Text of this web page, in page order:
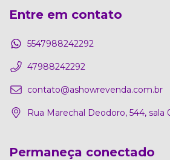
Entre em contato
5547988242292
47988242292
contato@ashowrevenda.com.br
Rua Marechal Deodoro, 544, sala
Permaneça conectado